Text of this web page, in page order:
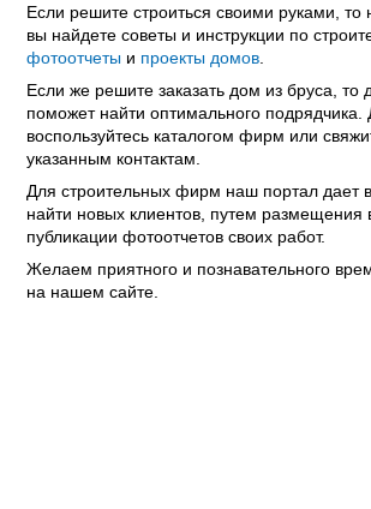
Если решите строиться своими руками, то
вы найдете советы и инструкции по
фотоотчеты и проекты домов
Если же решите заказать дом из бруса, то
поможет найти оптимального подрядчика.
воспользуйтесь каталогом фирм или
указанным контактам.
Для строительных фирм наш портал дает
найти новых клиентов, путем размещения
публикации фотоотчетов своих работ.
Желаем приятного и познавательного
на нашем сайте.